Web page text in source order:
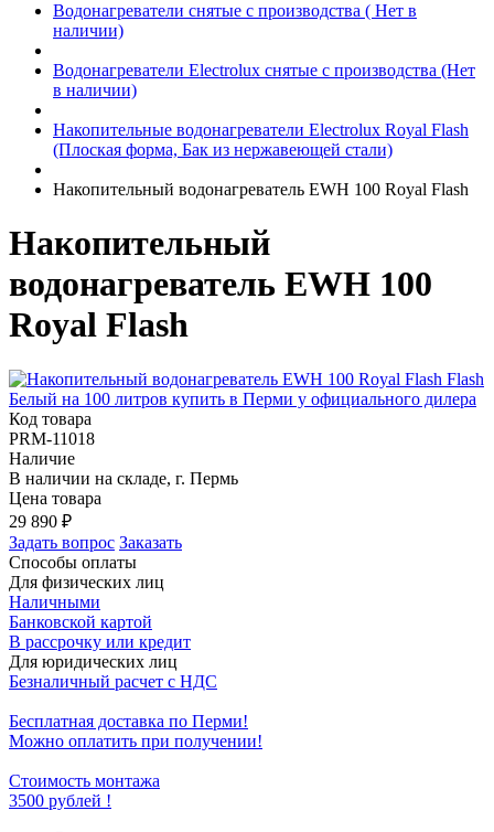
Водонагреватели снятые с производства ( Нет в
наличии)
Водонагреватели Electrolux снятые с производства (Нет
в наличии)
Накопительные водонагреватели Electrolux Royal Flash
(Плоская форма, Бак из нержавеющей стали)
Накопительный водонагреватель EWH 100 Royal Flash
Накопительный
водонагреватель EWH 100
Royal Flash
Код товара
PRM-11018
Наличие
В наличии на складе, г. Пермь
Цена товара
29 890 ₽
Задать вопрос Заказать
Способы оплаты
Для физических лиц
Наличными
Банковской картой
В рассрочку или кредит
Для юридических лиц
Безналичный расчет с НДС
Бесплатная доставка по Перми!
Можно оплатить при получении!
Стоимость монтажа
3500 рублей !